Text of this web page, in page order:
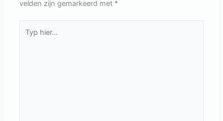
velden zijn gemarkeerd met *
hier...